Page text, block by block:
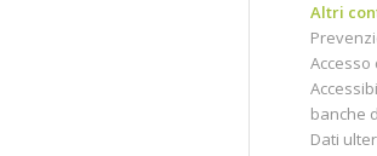
Altri
Accesso
banche
Dati